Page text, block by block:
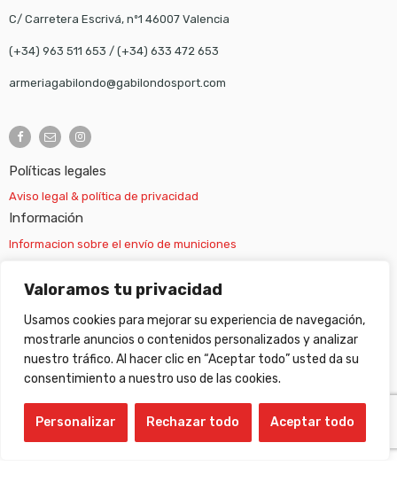
Valoramos tu privacidad
Usamos cookies para mejorar su experiencia de navegación,
mostrarle anuncios o contenidos personalizados y analizar
nuestro tráfico. Al hacer clic en “Aceptar todo” usted da su
consentimiento a nuestro uso de las cookies.
Personalizar Rechazar todo Aceptar todo
C/ Carretera Escrivá, nº1 46007 Valencia
(+34) 963 511 653 / (+34) 633 472 653
armeriagabilondo@gabilondosport.com
Políticas legales
Aviso legal & política de privacidad
Información
Informacion sobre el envío de municiones
Información sobre el envío de armas
Cambios y devoluciones
Suscripción newsletter